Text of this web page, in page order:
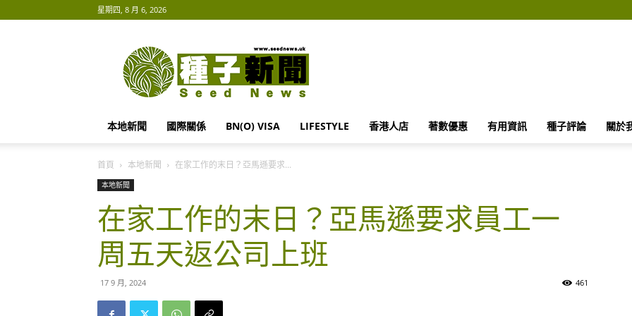
星期四, 8 月 6, 2026
子
新
聞
News
本地新聞 國際關係 BN(O) VISA LIFESTYLE 香港人店 著數優惠 有用資訊 種子評論 關於
首頁 本地新聞 在家工作的末日？亞馬遜要求...
本地新聞
在家工作的末日？亞馬遜要求員工一
周五天返公司上班
17 9 月, 2024 461